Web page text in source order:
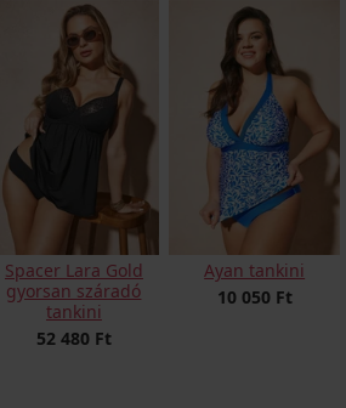
Spacer Lara Gold
gyorsan száradó
tankini
52 480 Ft
Ayan tankini
10 050 Ft